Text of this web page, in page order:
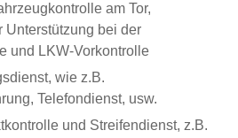
am Tor,
bei der
und LKW-Vorkontrolle
wie z.B.
Telefondienst, usw.
und Streifendienst, z.B.